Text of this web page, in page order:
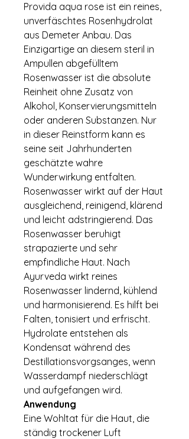
Provida aqua rose ist ein reines,
unverfäschtes Rosenhydrolat
aus Demeter Anbau. Das
Einzigartige an diesem steril in
Ampullen abgefülltem
Rosenwasser ist die absolute
Reinheit ohne Zusatz von
Alkohol, Konservierungsmitteln
oder anderen Substanzen. Nur
in dieser Reinstform kann es
seine seit Jahrhunderten
geschätzte wahre
Wunderwirkung entfalten.
Rosenwasser wirkt auf der Haut
ausgleichend, reinigend, klärend
und leicht adstringierend. Das
Rosenwasser beruhigt
strapazierte und sehr
empfindliche Haut. Nach
Ayurveda wirkt reines
Rosenwasser lindernd, kühlend
und harmonisierend. Es hilft bei
Falten, tonisiert und erfrischt.
Hydrolate entstehen als
Kondensat während des
Destillationsvorgsanges, wenn
Wasserdampf niederschlägt
und aufgefangen wird.
Anwendung
Eine Wohltat für die Haut, die
ständig trockener Luft